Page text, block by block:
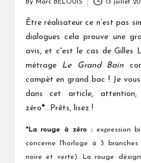
by
By Marc BELOUIS 13 juillet
Être réalisateur ce n’est pas
dialogues cela prouve une
avis, et c'est le cas de Gilles
métrage Le Grand Bain
compèt en grand bac ! Je
dans cet article,
zéro*...Prêts, lisez !
*La rouge à zéro :expression
concerne l'horloge à 3
noire et verte). La rouge